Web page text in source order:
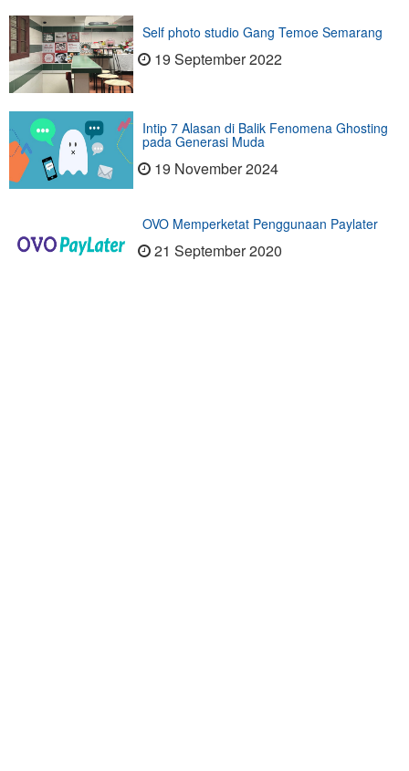
Self photo studio Gang Temoe Semarang
19 September 2022
Intip 7 Alasan di Balik Fenomena Ghosting
pada Generasi Muda
19 November 2024
OVO Memperketat Penggunaan Paylater
21 September 2020